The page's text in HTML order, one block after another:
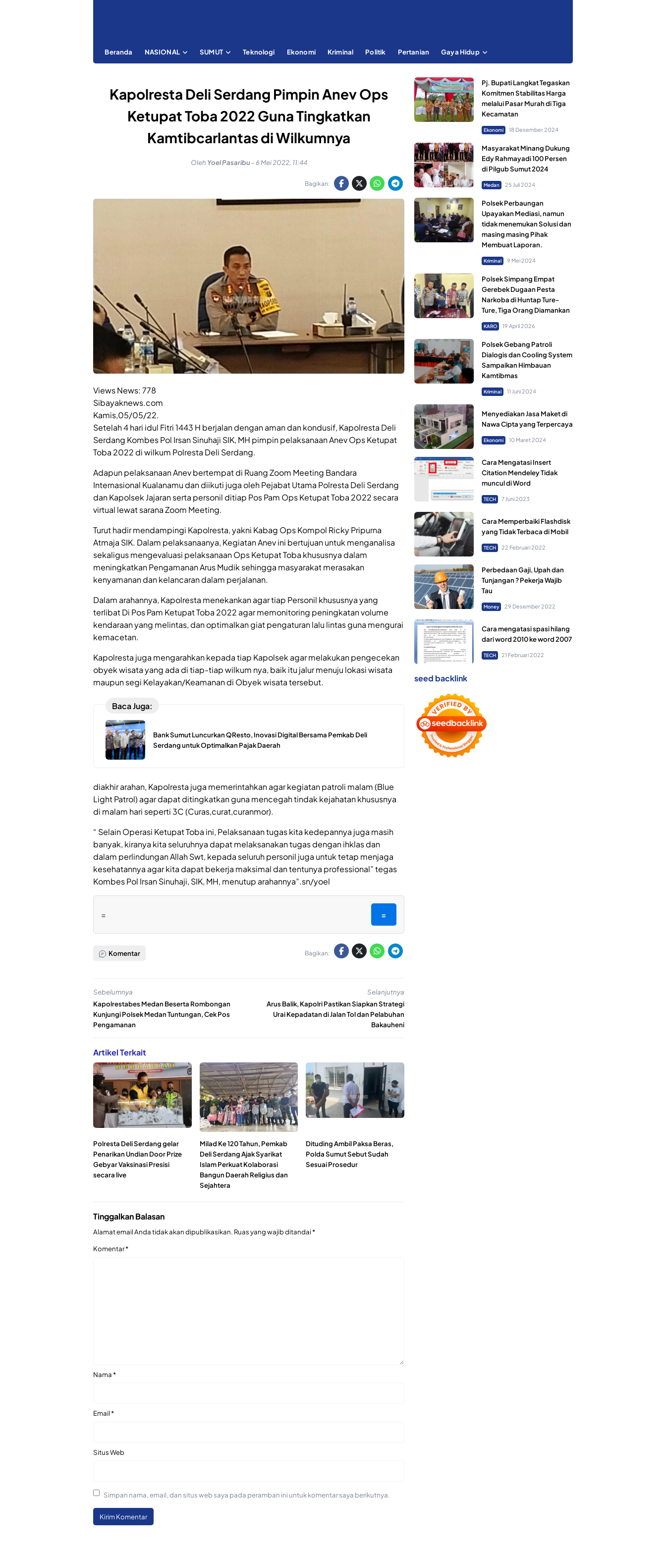
Beranda NASIONAL SUMUT Teknologi Ekonomi Kriminal Politik Pertanian Gaya Hidup
Kapolresta Deli Serdang Pimpin Anev Ops
Ketupat Toba 2022 Guna Tingkatkan
Kamtibcarlantas di Wilkumnya
Oleh Yoel Pasaribu -6 Mei 2022, 11:44
Bagikan:
Views News: 778
Sibayaknews.com
Kamis,05/05/22.
Setelah 4 hari idul Fitri 1443 H berjalan dengan aman dan kondusif, Kapolresta Deli
Serdang Kombes Pol Irsan Sinuhaji SIK, MH pimpin pelaksanaan Anev Ops Ketupat
Toba 2022 di wilkum Polresta Deli Serdang.
Adapun pelaksanaan Anev bertempat di Ruang Zoom Meeting Bandara
Internasional Kualanamu dan diikuti juga oleh Pejabat Utama Polresta Deli Serdang
dan Kapolsek Jajaran serta personil ditiap Pos Pam Ops Ketupat Toba 2022 secara
virtual lewat sarana Zoom Meeting.
Turut hadir mendampingi Kapolresta, yakni Kabag Ops Kompol Ricky Pripurna
Atmaja SIK. Dalam pelaksanaanya, Kegiatan Anev ini bertujuan untuk menganalisa
sekaligus mengevaluasi pelaksanaan Ops Ketupat Toba khususnya dalam
meningkatkan Pengamanan Arus Mudik sehingga masyarakat merasakan
kenyamanan dan kelancaran dalam perjalanan.
Dalam arahannya, Kapolresta menekankan agar tiap Personil khususnya yang
terlibat Di Pos Pam Ketupat Toba 2022 agar memonitoring peningkatan volume
kendaraan yang melintas, dan optimalkan giat pengaturan lalu lintas guna mengurai
kemacetan.
Kapolresta juga mengarahkan kepada tiap Kapolsek agar melakukan pengecekan
obyek wisata yang ada di tiap-tiap wilkum nya, baik itu jalur menuju lokasi wisata
maupun segi Kelayakan/Keamanan di Obyek wisata tersebut.
Baca Juga:
Bank Sumut Luncurkan QResto, Inovasi Digital Bersama Pemkab Deli
Serdang untuk Optimalkan Pajak Daerah
diakhir arahan, Kapolresta juga memerintahkan agar kegiatan patroli malam (Blue
Light Patrol) agar dapat ditingkatkan guna mencegah tindak kejahatan khususnya
di malam hari seperti 3C (Curas,curat,curanmor).
“ Selain Operasi Ketupat Toba ini, Pelaksanaan tugas kita kedepannya juga masih
banyak, kiranya kita seluruhnya dapat melaksanakan tugas dengan ihklas dan
dalam perlindungan Allah Swt, kepada seluruh personil juga untuk tetap menjaga
kesehatannya agar kita dapat bekerja maksimal dan tentunya professional” tegas
Kombes Pol Irsan Sinuhaji, SIK, MH, menutup arahannya”.sn/yoel
= =
Komentar Bagikan:
Sebelumnya
Kapolrestabes Medan Beserta Rombongan
Kunjungi Polsek Medan Tuntungan, Cek Pos
Pengamanan
Selanjutnya
Arus Balik, Kapolri Pastikan Siapkan Strategi
Urai Kepadatan di Jalan Tol dan Pelabuhan
Bakauheni
Artikel Terkait
Polresta Deli Serdang gelar
Penarikan Undian Door Prize
Gebyar Vaksinasi Presisi
secara live
Milad Ke 120 Tahun, Pemkab
Deli Serdang Ajak Syarikat
Islam Perkuat Kolaborasi
Bangun Daerah Religius dan
Sejahtera
Dituding Ambil Paksa Beras,
Polda Sumut Sebut Sudah
Sesuai Prosedur
Tinggalkan Balasan
Alamat email Anda tidak akan dipublikasikan. Ruas yang wajib ditandai*
Komentar*
Nama*
Email*
Situs Web
Simpan nama, email, dan situs web saya pada peramban ini untuk komentar saya berikutnya.
Pj. Bupati Langkat Tegaskan
Komitmen Stabilitas Harga
melalui Pasar Murah di Tiga
Kecamatan
Ekonomi 18 Desember 2024
Masyarakat Minang Dukung
Edy Rahmayadi 100 Persen
di Pilgub Sumut 2024
Medan 25 Juli 2024
Polsek Perbaungan
Upayakan Mediasi, namun
tidak menemukan Solusi dan
masing masing Pihak
Membuat Laporan.
Kriminal 9 Mei 2024
Polsek Simpang Empat
Gerebek Dugaan Pesta
Narkoba di Huntap Ture-
Ture, Tiga Orang Diamankan
KARO 19 April 2026
Polsek Gebang Patroli
Dialogis dan Cooling System
Sampaikan Himbauan
Kamtibmas
Kriminal 11 Juni 2024
Menyediakan Jasa Maket di
Nawa Cipta yang Terpercaya
Ekonomi 10 Maret 2024
Cara Mengatasi Insert
Citation Mendeley Tidak
muncul di Word
TECH 7 Juni 2023
Cara Memperbaiki Flashdisk
yang Tidak Terbaca di Mobil
TECH 22 Februari 2022
Perbedaan Gaji, Upah dan
Tunjangan ? Pekerja Wajib
Tau
Money 29 Desember 2022
Cara mengatasi spasi hilang
dari word 2010 ke word 2007
TECH 21 Februari 2022
seed backlink